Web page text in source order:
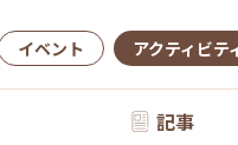
イベント アクティビテ
記事